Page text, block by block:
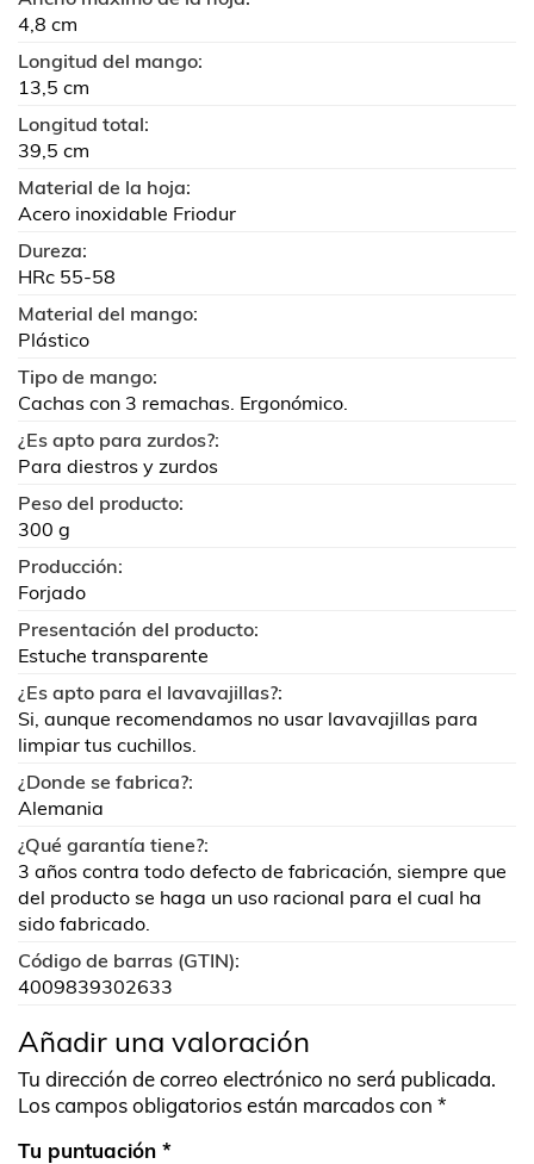
4,8 cm
Longitud del mango:
13,5 cm
Longitud total:
39,5 cm
Material de la hoja:
Acero inoxidable Friodur
Dureza:
HRc 55-58
Material del mango:
Plástico
Tipo de mango:
Cachas con 3 remachas. Ergonómico.
¿Es apto para zurdos?:
Para diestros y zurdos
Peso del producto:
300 g
Producción:
Forjado
Presentación del producto:
Estuche transparente
¿Es apto para el lavavajillas?:
Si, aunque recomendamos no usar lavavajillas para
limpiar tus cuchillos.
¿Donde se fabrica?:
Alemania
¿Qué garantía tiene?:
3 años contra todo defecto de fabricación, siempre que
del producto se haga un uso racional para el cual ha
sido fabricado.
Código de barras (GTIN):
4009839302633
Añadir una valoración
Tu dirección de correo electrónico no será publicada.
Los campos obligatorios están marcados con *
Tu puntuación *